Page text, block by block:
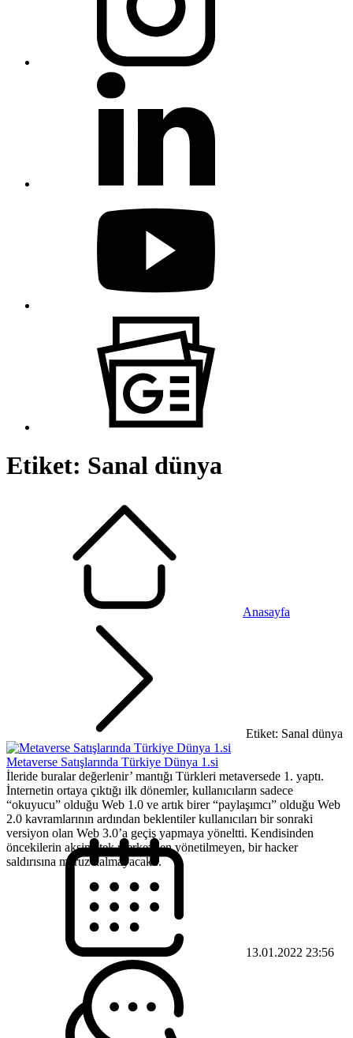
Etiket: Sanal dünya
Anasayfa
Etiket: Sanal dünya
Metaverse Satışlarında Türkiye Dünya 1.si
İleride buralar değerlenir’ mantığı Türkleri metaversede 1. yaptı.
İnternetin ortaya çıktığı ilk dönemler, kullanıcıların sadece
“okuyucu” olduğu Web 1.0 ve artık birer “paylaşımcı” olduğu Web
2.0 kavramlarının ardından beklentiler kullanıcıları bir sonraki
versiyon olan Web 3.0’a geçiş yapmaya yöneltti. Kendisinden
öncekilerin aksine tek merkezden yönetilmeyen, bir hacker
saldırısına maruz kalmayacak...
13.01.2022 23:56